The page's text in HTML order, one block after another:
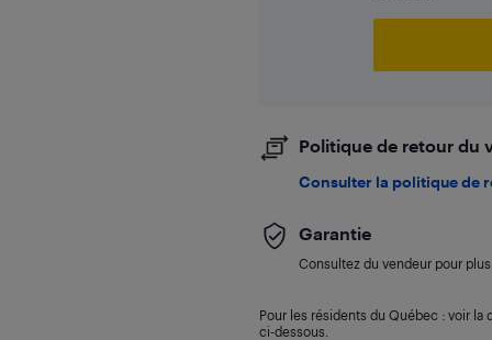
Politique de retour du
Consulter la politique de
Garantie
Consultez du vendeur pour
Pour les résidents du Québec : voir
ci-dessous.